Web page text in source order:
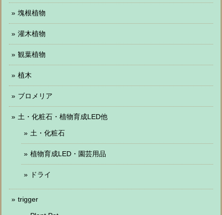
塊根植物
灌木植物
観葉植物
植木
ブロメリア
土・化粧石・植物育成LED他
土・化粧石
植物育成LED・園芸用品
ドライ
trigger